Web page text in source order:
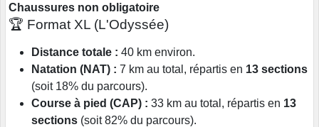
Chaussures non obligatoire
🏆 Format XL (L'Odyssée)
Distance totale : 40 km environ.
Natation (NAT) : 7 km au total, répartis en 13 sections
(soit 18% du parcours).
Course à pied (CAP) : 33 km au total, répartis en 13
sections (soit 82% du parcours).